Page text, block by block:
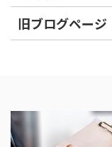
旧ブログページ